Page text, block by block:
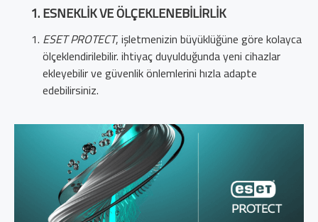
ESNEKLIK VE ÖLÇEKLENEBILIRLIK
ESET PROTECT, işletmenizin büyüklüğüne göre kolayca
ölçeklendirilebilir. ihtiyaç duyulduğunda yeni cihazlar
ekleyebilir ve güvenlik önlemlerini hızla adapte
edebilirsiniz.